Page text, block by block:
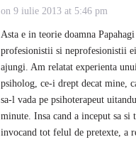
on 9 iulie 2013 at 5:46 pm
Asta e in teorie doamna
profesionistii si neprofesionistii
ajungi. Am relatat experienta
psiholog, ce-i drept decat mine,
sa-l vada pe psihoterapeut
minute. Insa cand a inceput sa si
invocand tot felul de pretexte, a